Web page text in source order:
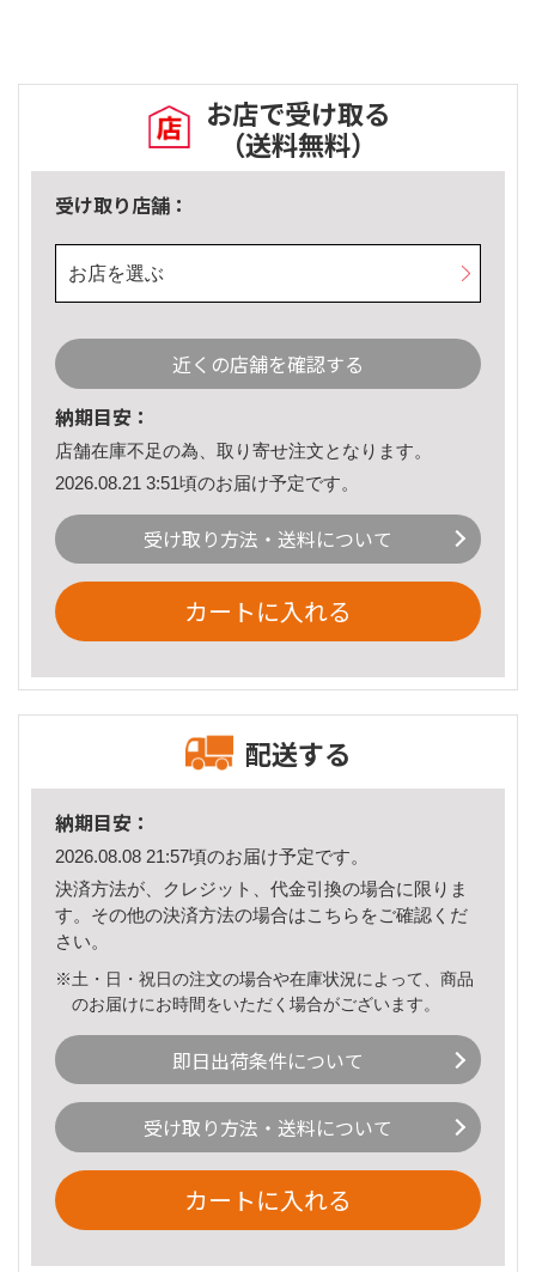
お店で受け取る
（送料無料）
受け取り店舗：
お店を選ぶ
近くの店舗を確認する
納期目安：
店舗在庫不足の為、取り寄せ注文となります。
2026.08.21 3:51頃のお届け予定です。
受け取り方法・送料について
カートに入れる
配送する
納期目安：
2026.08.08 21:57頃のお届け予定です。
決済方法が、クレジット、代金引換の場合に限りま
す。その他の決済方法の場合はこちら をご確認くだ
さい。
※土・日・祝日の注文の場合や在庫状況によって、商品
のお届けにお時間をいただく場合がございます。
即日出荷条件について
受け取り方法・送料について
カートに入れる